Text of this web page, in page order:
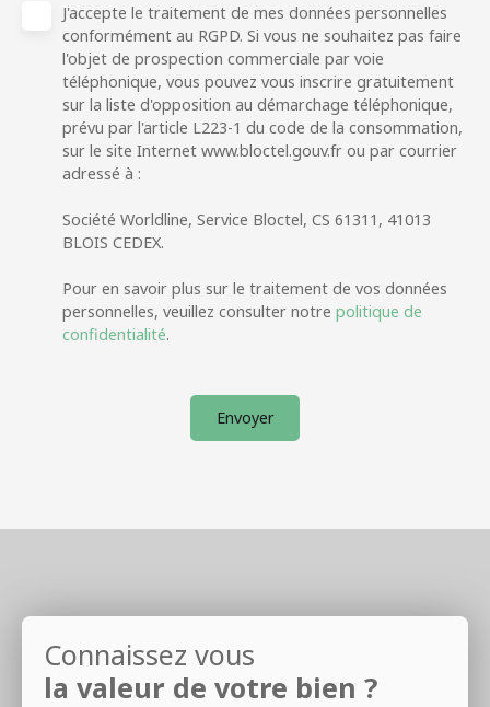
J'accepte le traitement de mes données personnelles
conformément au RGPD. Si vous ne souhaitez pas faire
l'objet de prospection commerciale par voie
téléphonique, vous pouvez vous inscrire gratuitement
sur la liste d'opposition au démarchage téléphonique,
prévu par l'article L223-1 du code de la consommation,
sur le site Internet www.bloctel.gouv.fr ou par courrier
adressé à :
Société Worldline, Service Bloctel, CS 61311, 41013
BLOIS CEDEX.
Pour en savoir plus sur le traitement de vos données
personnelles, veuillez consulter notre politique de
confidentialité.
Envoyer
Connaissez vous
la valeur de votre bien ?